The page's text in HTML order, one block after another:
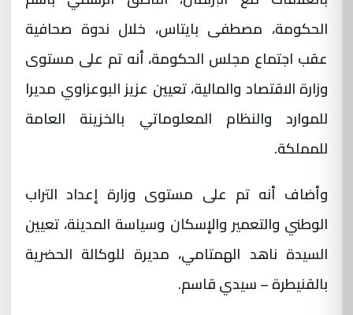
الحكومة، مصطفى بايتاس، خلال ندوة صحافية
عقب اجتماع مجلس الحكومة، أنه تم على مستوى
وزارة الاقتصاد والمالية، تعيين عزيز البوعزاوي مديرا
للموارد والنظام المعلوماتي بالخزينة العامة
للمملكة.
وأضاف أنه تم على مستوى وزارة إعداد التراب
الوطني والتعمير والإسكان وسياسة المدينة، تعيين
السيدة ناهد الهمتامي، مديرة للوكالة الحضرية
بالقنيطرة – سيدي قاسم.